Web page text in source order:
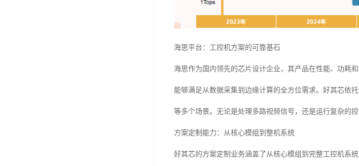
海思平台：工控机方案的可靠基石
海思作为国内领先的芯片设计企业，其产品在性能、功耗
能够满足从数据采集到边缘计算的全方位需求。好其芯依
等多个场景。无论是处理多路视频信号，还是运行复杂的
方案定制能力：从核心模组到整机系统
好其芯的方案定制业务涵盖了从核心模组到完整工控机系